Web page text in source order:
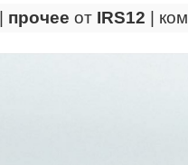
прочее от IRS12